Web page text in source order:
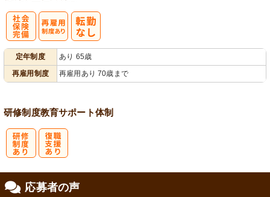
定年制度
あり 65歳
再雇用制度
再雇用あり 70歳まで
研修制度教育サポート体制
応募者の声